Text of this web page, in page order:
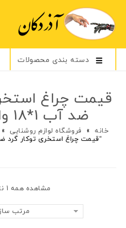
دسته بندی محصولات
قیمت چراغ
ضد آب 1*18 وات دفنی
خانه » فروشگاه لوازم روشنایی »
“قیمت چراغ استخری توکار گرد ضد آب 1*18
مشاهده همه 1 نتیجه
مرتب